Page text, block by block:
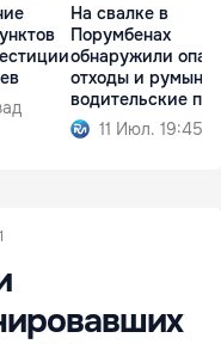
На свалке в
Порумбенах
обнаружили
отходы и
водительские
11 Июл. 19:45